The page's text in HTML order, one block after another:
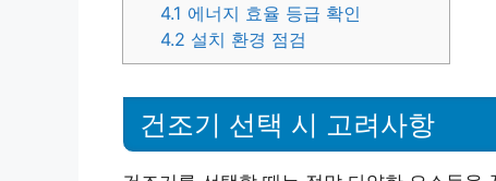
4.1 에너지 효율 등급 확인
4.2 설치 환경 점검
건조기 선택 시 고려사항